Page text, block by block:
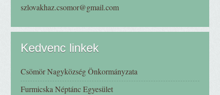
szlovakhaz.csomor@gmail.com
Kedvenc linkek
Csömör Nagyközség Önkormányzata
Furmicska Néptánc Egyesület